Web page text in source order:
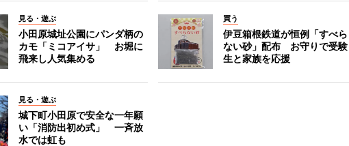
見る・遊ぶ
小田原城址公園にパンダ柄の
カモ「ミコアイサ」 お堀に
飛来し人気集める
買う
伊豆箱根鉄道が恒例「すべら
ない砂」配布 お守りで受験
生と家族を応援
見る・遊ぶ
城下町小田原で安全な一年願
い「消防出初め式」 一斉放
水では虹も